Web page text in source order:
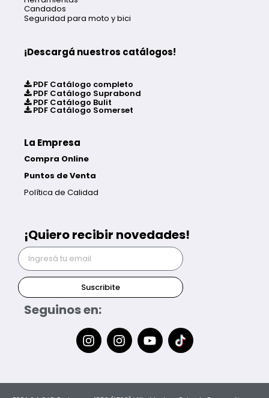
Candados
Seguridad para moto y bici
¡Descargá nuestros catálogos!
PDF Catálogo completo
PDF Catálogo Suprabond
PDF Catálogo Bulit
PDF Catálogo Somerset
La Empresa
Compra Online
Puntos de Venta
Política de Calidad
¡Quiero recibir novedades!
Suscribite
Seguinos en: